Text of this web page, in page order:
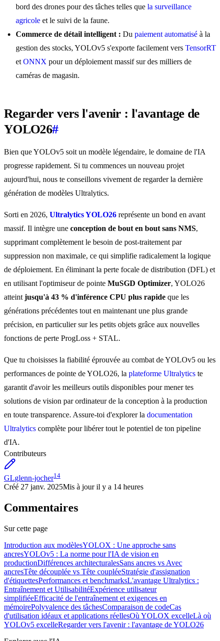
bord des drones pour des tâches telles que la surveillance
agricole et le suivi de la faune.
Commerce de détail intelligent : Du paiement automatisé à la
gestion des stocks, YOLOv5 s'exporte facilement vers TensorRT
et ONNX pour un déploiement massif sur des milliers de
caméras de magasin.
Regarder vers l'avenir : l'avantage de
YOLO26#
Bien que YOLOv5 soit un modèle légendaire, le domaine de l'IA
progresse rapidement. Si tu commences un nouveau projet
aujourd'hui, nous te conseillons vivement de regarder la dernière
génération de modèles Ultralytics.
Sorti en 2026, Ultralytics YOLO26 représente un bond en avant
massif. Il intègre une conception de bout en bout sans NMS,
supprimant complètement le besoin de post-traitement par
suppression non maximale, ce qui simplifie radicalement la logique
de déploiement. En éliminant la perte focale de distribution (DFL) et
en utilisant l'optimiseur de pointe MuSGD Optimizer, YOLO26
atteint jusqu'à 43 % d'inférence CPU plus rapide que les
générations précédentes tout en maintenant une plus grande
précision, en particulier sur les petits objets grâce aux nouvelles
fonctions de perte ProgLoss + STAL.
Que tu choisisses la fiabilité éprouvée au combat de YOLOv5 ou les
performances de pointe de YOLO26, la plateforme Ultralytics te
garantit d'avoir les meilleurs outils disponibles pour mener tes
solutions de vision par ordinateur de la conception à la production
en toute transparence. Assure-toi d'explorer la documentation
Ultralytics complète pour libérer tout le potentiel de ton pipeline
d'IA.
Contributeurs
GLglenn-jocher14
Créé 27 janv. 2025Mis à jour il y a 14 heures
Commentaires
Sur cette page
Introduction aux modèlesYOLOX : Une approche sans
ancresYOLOv5 : La norme pour l'IA de vision en
productionDifférences architecturalesSans ancres vs Avec
ancresTête découplée vs Tête coupléeStratégie d'assignation
d'étiquettesPerformances et benchmarksL'avantage Ultralytics :
Entraînement et UtilisabilitéExpérience utilisateur
simplifiéeEfficacité de l'entraînement et exigences en
mémoirePolyvalence des tâchesComparaison de codeCas
d'utilisation idéaux et applications réellesOù YOLOX excelleLà où
YOLOv5 excelleRegarder vers l'avenir : l'avantage de YOLO26